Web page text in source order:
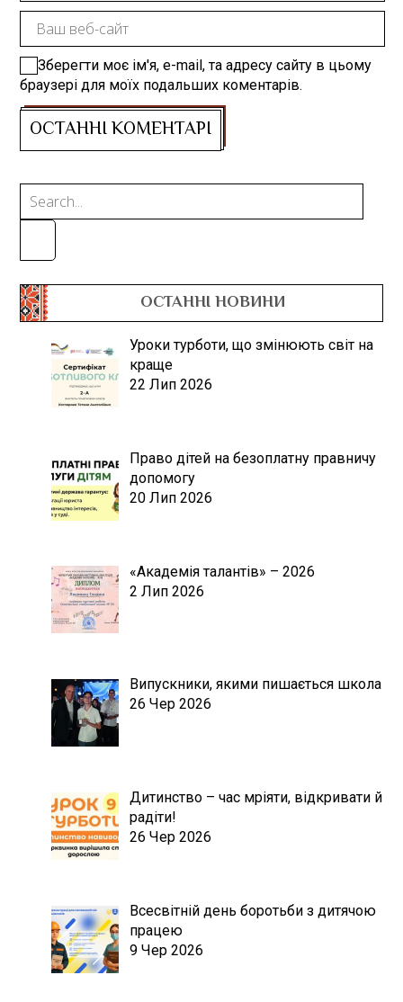
Зберегти моє ім'я, e-mail, та адресу сайту в цьому
браузері для моїх подальших коментарів.
ОСТАННІ НОВИНИ
Уроки турботи, що змінюють світ на
краще
22 Лип 2026
Право дітей на безоплатну правничу
допомогу
20 Лип 2026
«Академія талантів» – 2026
2 Лип 2026
Випускники, якими пишається школа
26 Чер 2026
Дитинство – час мріяти, відкривати й
радіти!
26 Чер 2026
Всесвітній день боротьби з дитячою
працею
9 Чер 2026